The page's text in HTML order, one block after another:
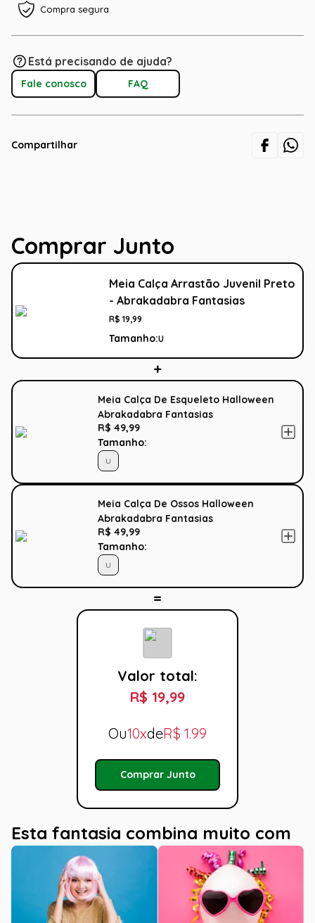
Compra segura
Está precisando de ajuda?
Fale conosco FAQ
Compartilhar
Comprar Junto
Meia Calça Arrastão Juvenil Preto
- Abrakadabra Fantasias
R$ 19,99
Tamanho:U
Meia Calça De Esqueleto Halloween
Abrakadabra Fantasias
R$ 49,99
Tamanho:
U
Meia Calça De Ossos Halloween
Abrakadabra Fantasias
R$ 49,99
Tamanho:
U
Valor total:
R$ 19,99
Ou10xdeR$ 1.99
Comprar Junto
Esta fantasia combina muito com